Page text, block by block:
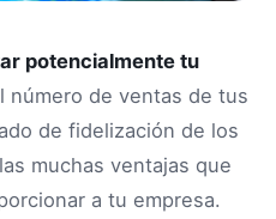
potencialmente tu
número de ventas de tus
de fidelización de los
muchas ventajas que
a tu empresa.